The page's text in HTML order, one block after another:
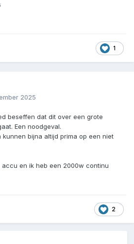
1
2025
beseffen dat dit over een grote
Een noodgeval.
bijna altijd prima op een niet
accu en ik heb een 2000w continu
2